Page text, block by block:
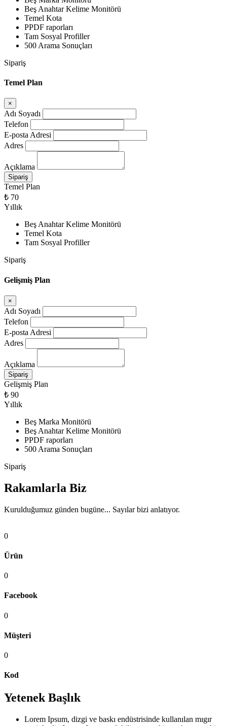
Beş Anahtar Kelime Monitörü
Temel Kota
PPDF raporları
Tam Sosyal Profiller
500 Arama Sonuçları
Sipariş
Temel Plan
×
Adı Soyadı
Telefon
E-posta Adresi
Adres
Açıklama
Temel Plan
₺ 70
Yıllık
Beş Anahtar Kelime Monitörü
Temel Kota
Tam Sosyal Profiller
Sipariş
Gelişmiş Plan
×
Adı Soyadı
Telefon
E-posta Adresi
Adres
Açıklama
Gelişmiş Plan
₺ 90
Yıllık
Beş Marka Monitörü
Beş Anahtar Kelime Monitörü
PPDF raporları
500 Arama Sonuçları
Sipariş
Rakamlarla Biz
Kurulduğumuz günden bugüne... Sayılar bizi anlatıyor.
0
Ürün
0
Facebook
0
Müşteri
0
Kod
Yetenek Başlık
Lorem Ipsum, dizgi ve baskı endüstrisinde kullanılan mıgır